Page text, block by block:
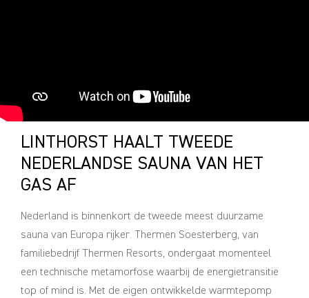
LINTHORST HAALT TWEEDE
NEDERLANDSE SAUNA VAN HET
GAS AF
Nederland is binnenkort de tweede meest duurzame
sauna van Europa rijker. Thermen Soesterberg, van
familiebedrijf Thermen Resorts, ondergaat momenteel
een technische metamorfose waarbij de energietransitie
top of mind is. Met de eigen ontwikkelde warmtepomp